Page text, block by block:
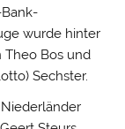
wurde hinter
Theo Bos und
Sechster.